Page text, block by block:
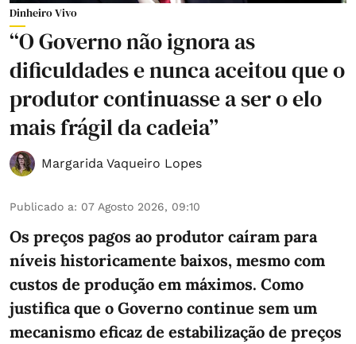
Dinheiro Vivo
“O Governo não ignora as
dificuldades e nunca aceitou que o
produtor continuasse a ser o elo
mais frágil da cadeia”
Margarida Vaqueiro Lopes
Publicado a: 07 Agosto 2026, 09:10
Os preços pagos ao produtor caíram para
níveis historicamente baixos, mesmo com
custos de produção em máximos. Como
justifica que o Governo continue sem um
mecanismo eficaz de estabilização de preços